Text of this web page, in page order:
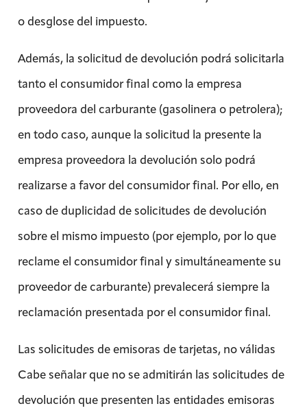
o desglose del impuesto.
Además, la solicitud de devolución podrá solicitarla
tanto el consumidor final como la empresa
proveedora del carburante (gasolinera o petrolera);
en todo caso, aunque la solicitud la presente la
empresa proveedora la devolución solo podrá
realizarse a favor del consumidor final. Por ello, en
caso de duplicidad de solicitudes de devolución
sobre el mismo impuesto (por ejemplo, por lo que
reclame el consumidor final y simultáneamente su
proveedor de carburante) prevalecerá siempre la
reclamación presentada por el consumidor final.
Las solicitudes de emisoras de tarjetas, no válidas
Cabe señalar que no se admitirán las solicitudes de
devolución que presenten las entidades emisoras